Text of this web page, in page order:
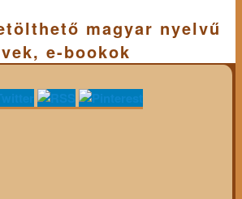
magyar nyelvű
e-bookok